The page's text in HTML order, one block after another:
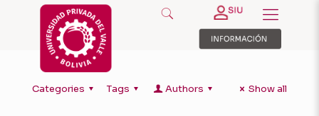
Categories Tags Authors Show all